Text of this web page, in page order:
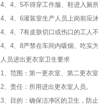
4、4、5不得穿工作服、鞋进入厕
4、4、6灌装室生产人员上岗前应
4、4、7有皮肤切口或伤口的工人
4、4、8严禁在车间内吸烟、吃实
人员进出更衣室卫生要求
1、范围：第一更衣室、第二更衣室
2、责任：所用进出更衣室人员。
3、目的：确保洁净区的卫生，防止